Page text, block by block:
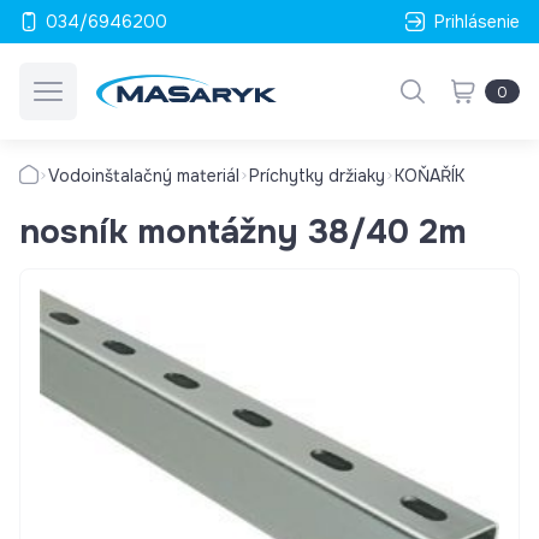
034/6946200 Prihlásenie
0
Vodoinštalačný materiál Príchytky držiaky KOŇAŘÍK
nosník montážny 38/40 2m